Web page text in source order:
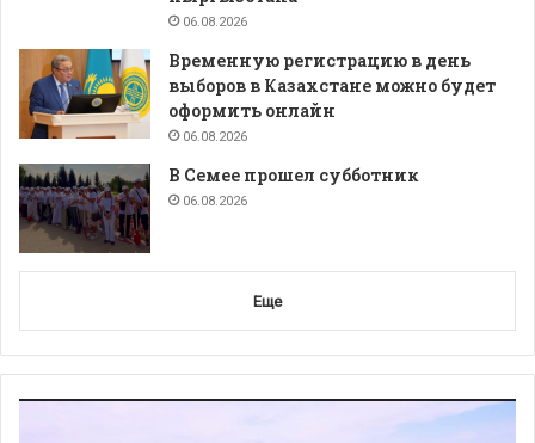
06.08.2026
Временную регистрацию в день
выборов в Казахстане можно будет
оформить онлайн
06.08.2026
В Семее прошел субботник
06.08.2026
Еще